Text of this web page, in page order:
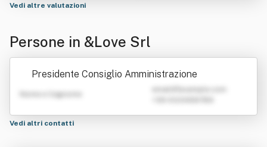
Vedi altre valutazioni
Persone in &Love Srl
Presidente Consiglio Amministrazione
Nome e Cognome
Vedi altri contatti